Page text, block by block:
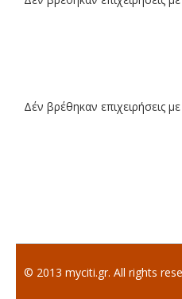
Δέν βρέθηκαν επιχειρήσεις με
© 2013 myciti.gr. All rights